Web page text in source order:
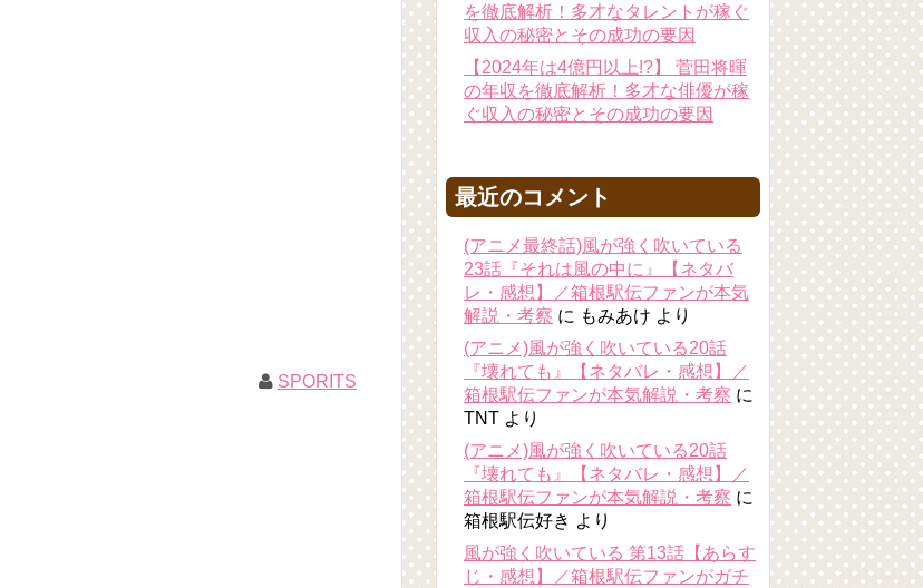
SPORITS
を徹底解析！多才なタレントが稼ぐ
収入の秘密とその成功の要因
【2024年は4億円以上!?】 菅田将暉
の年収を徹底解析！多才な俳優が稼
ぐ収入の秘密とその成功の要因
最近のコメント
(アニメ最終話)風が強く吹いている
23話『それは風の中に』【ネタバ
レ・感想】／箱根駅伝ファンが本気
解説・考察 に もみあけ より
(アニメ)風が強く吹いている20話
『壊れても』【ネタバレ・感想】／
箱根駅伝ファンが本気解説・考察 に
TNT より
(アニメ)風が強く吹いている20話
『壊れても』【ネタバレ・感想】／
箱根駅伝ファンが本気解説・考察 に
箱根駅伝好き より
風が強く吹いている 第13話【あらす
じ・感想】／箱根駅伝ファンがガチ